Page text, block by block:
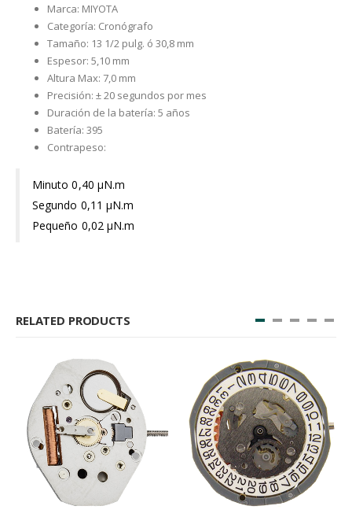
Marca: MIYOTA
Categoría: Cronógrafo
Tamaño: 13 1/2 pulg. ó 30,8 mm
Espesor: 5,10 mm
Altura Max: 7,0 mm
Precisión: ± 20 segundos por mes
Duración de la batería: 5 años
Batería: 395
Contrapeso:
Minuto 0,40 μN.m
Segundo 0,11 μN.m
Pequeño 0,02 μN.m
RELATED PRODUCTS